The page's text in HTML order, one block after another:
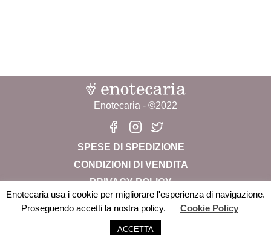
Enotecaria - ©2022
SPESE DI SPEDIZIONE
CONDIZIONI DI VENDITA
PRIVACY POLICY
CHI SIAMO
Enotecaria Srl Società Benefit – P.iva: 04822280238 –
info@enotecaria.it
Enotecaria usa i cookie per migliorare l'esperienza di navigazione.
Proseguendo accetti la nostra policy.
Cookie Policy
ACCETTA